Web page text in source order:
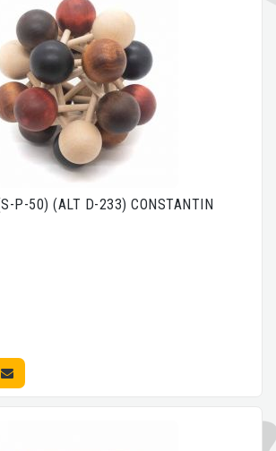
P-50) (ALT D-233) CONSTANTIN